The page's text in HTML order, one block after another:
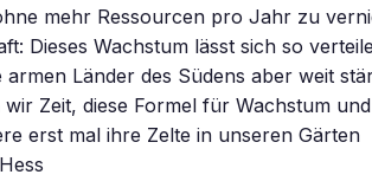
mehr Ressourcen pro Jahr zu
Dieses Wachstum lässt sich so
Länder des Südens aber weit
Zeit, diese Formel für Wachstum und
erst mal ihre Zelte in unseren Gärten